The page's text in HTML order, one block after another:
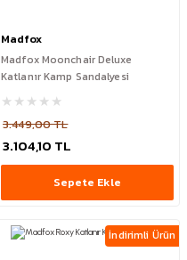
Madfox
Madfox Moonchair Deluxe
Katlanır Kamp Sandalyesi
3.449,00 TL
3.104,10 TL
Sepete Ekle
İndirimli Ürün